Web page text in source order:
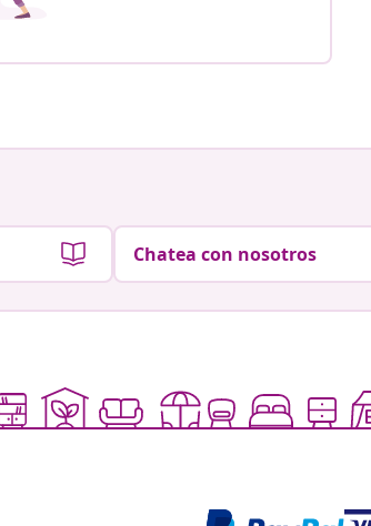
Chatea con nosotros